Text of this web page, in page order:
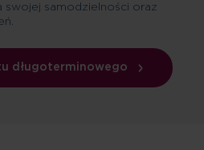
swojej samodzielności oraz
długoterminowego